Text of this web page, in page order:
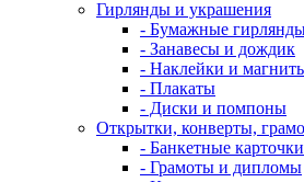
Гирлянды и украшения
- Бумажные
- Занавесы и дождик
- Наклейки и
- Плакаты
- Диски и помпоны
Открытки, конверты,
- Банкетные карточки
- Грамоты и дипломы